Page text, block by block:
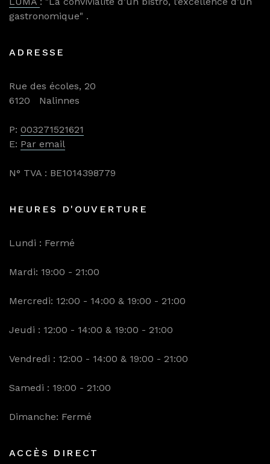
gastronomique" .
ADRESSE
Rue des écoles, 20
6120 Nalinnes
P: 003271521621
E: Par email
N° TVA : BE1014398779
HEURES D'OUVERTURE
Lundi : Fermé
Mardi: 19:00 - 21:00
Mercredi: 12:00 - 14:00 & 19:00 - 21:00
Jeudi : 12:00 - 14:00 & 19:00 - 21:00
Vendredi : 12:00 - 14:00 & 19:00 - 21:00
Samedi : 19:00 - 21:00
Dimanche: Fermé
ACCÈS DIRECT